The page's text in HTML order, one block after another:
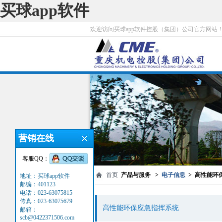
买球app软件
欢迎访问买球app软件控股（集团）公司官方网站
首页 产品与服务 > 电子信息 > 高性能环
高性能环保应急指挥系统
营销在线
客服QQ：
地址：买球app软件
邮编：401123
电话：023-63075815
传真：023-63075679
邮箱：
scb@0422371506.com